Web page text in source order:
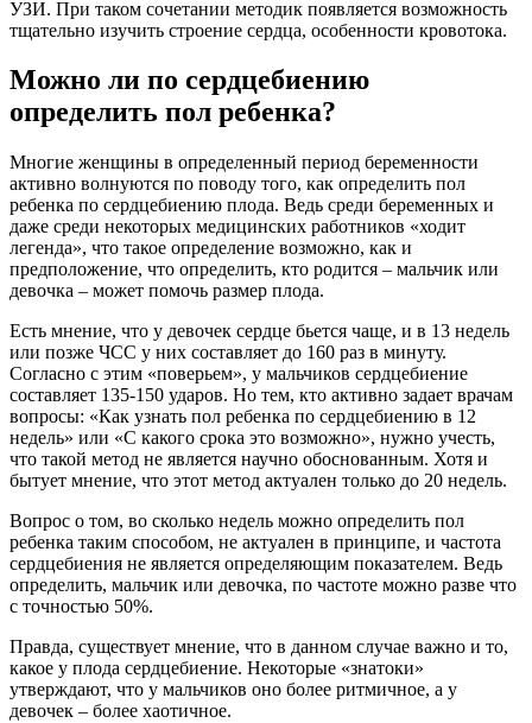
УЗИ. При таком сочетании методик появляется возможность
тщательно изучить строение сердца, особенности кровотока.
Можно ли по сердцебиению
определить пол ребенка?
Многие женщины в определенный период беременности
активно волнуются по поводу того, как определить пол
ребенка по сердцебиению плода. Ведь среди беременных и
даже среди некоторых медицинских работников «ходит
легенда», что такое определение возможно, как и
предположение, что определить, кто родится – мальчик или
девочка – может помочь размер плода.
Есть мнение, что у девочек сердце бьется чаще, и в 13 недель
или позже ЧСС у них составляет до 160 раз в минуту.
Согласно с этим «поверьем», у мальчиков сердцебиение
составляет 135-150 ударов. Но тем, кто активно задает врачам
вопросы: «Как узнать пол ребенка по сердцебиению в 12
недель» или «С какого срока это возможно», нужно учесть,
что такой метод не является научно обоснованным. Хотя и
бытует мнение, что этот метод актуален только до 20 недель.
Вопрос о том, во сколько недель можно определить пол
ребенка таким способом, не актуален в принципе, и частота
сердцебиения не является определяющим показателем. Ведь
определить, мальчик или девочка, по частоте можно разве что
с точностью 50%.
Правда, существует мнение, что в данном случае важно и то,
какое у плода сердцебиение. Некоторые «знатоки»
утверждают, что у мальчиков оно более ритмичное, а у
девочек – более хаотичное.